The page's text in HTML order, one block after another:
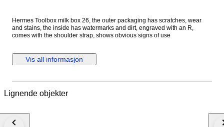
Hermes Toolbox milk box 26, the outer packaging has scratches, wear
and stains, the inside has watermarks and dirt, engraved with an R,
comes with the shoulder strap, shows obvious signs of use
Vis all informasjon
Lignende objekter